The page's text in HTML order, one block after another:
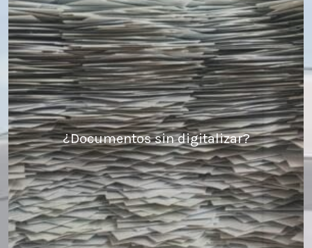
¿Documentos sin digitalizar?